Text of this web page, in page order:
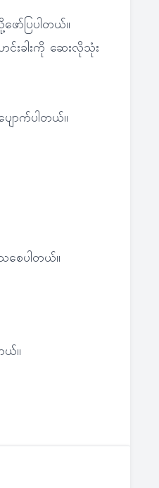
ာ်ပြပါတယ်။
းခါးကို ဆေးလိုသုံး
ျောက်ပါတယ်။
ေပါတယ်။
ယ်။